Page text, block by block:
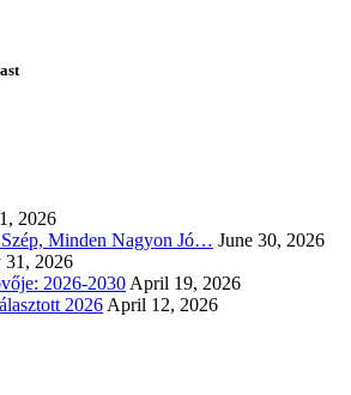
2026
Minden Nagyon Jó… June 30, 2026
31, 2026
2026-2030 April 19, 2026
2026 April 12, 2026